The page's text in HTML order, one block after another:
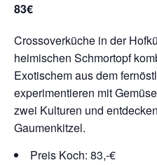
83€
Crossoverküche in der
heimischen Schmortopf
Exotischem aus dem
experimentieren mit
zwei Kulturen und
Gaumenkitzel.
Preis Koch: 83,-€